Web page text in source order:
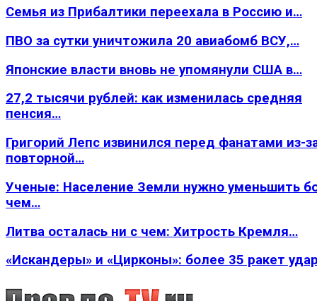
Семья из Прибалтики переехала в Россию и…
ПВО за сутки уничтожила 20 авиабомб ВСУ,…
Японские власти вновь не упомянули США в…
27,2 тысячи рублей: как изменилась средняя
пенсия…
Григорий Лепс извинился перед фанатами из-
повторной…
Ученые: Население Земли нужно уменьшить
чем…
Литва осталась ни с чем: Хитрость Кремля…
«Искандеры» и «Цирконы»: более 35 ракет